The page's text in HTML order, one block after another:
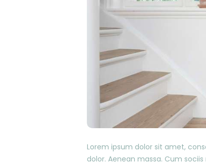
Lorem ipsum dolor sit amet,
dolor. Aenean massa. Cum